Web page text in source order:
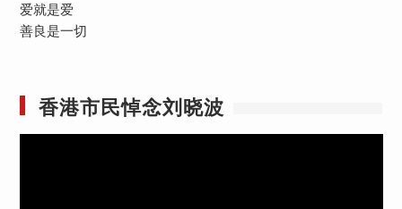
爱就是爱
善良是一切
香港市民悼念刘晓波